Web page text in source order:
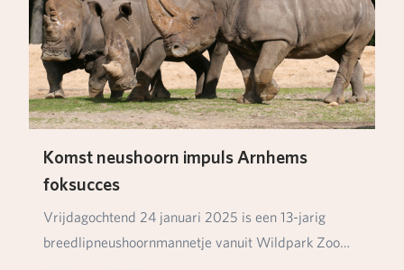
Komst neushoorn impuls Arnhems
foksucces
Vrijdagochtend 24 januari 2025 is een 13-jarig
breedlipneushoornmannetje vanuit Wildpark Zoo